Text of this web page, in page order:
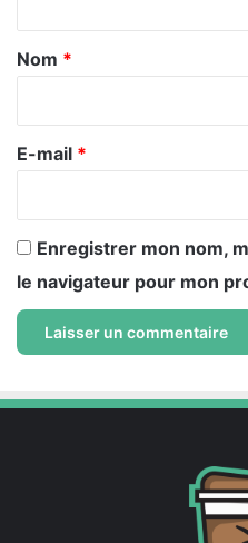
a
e
Nom *
E-mail *
Enregistrer mon nom,
le navigateur pour mon